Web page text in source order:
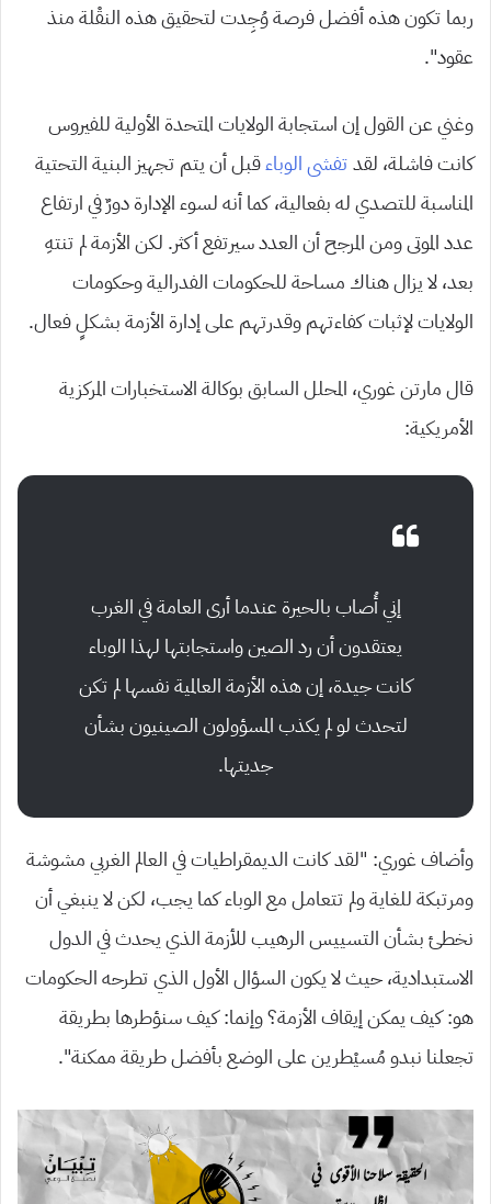
ربما تكون هذه أفضل فرصة وُجِدت لتحقيق هذه النقْلة منذ
عقود”.
وغني عن القول إن استجابة الولايات المتحدة الأولية للفيروس
كانت فاشلة، لقدتفشى الوباءقبل أن يتم تجهيز البنية التحتية
المناسبة للتصدي له بفعالية، كما أنه لسوء الإدارة دورٌ في ارتفاع
عدد الموتى ومن المرجح أن العدد سيرتفع أكثر. لكن الأزمة لم تنتهِ
بعد، لا يزال هناك مساحة للحكومات الفدرالية وحكومات
الولايات لإثبات كفاءتهم وقدرتهم على إدارة الأزمة بشكلٍ فعال.
قال مارتن غوري، المحلل السابق بوكالة الاستخبارات المركزية
الأمريكية:
إني أُصاب بالحيرة عندما أرى العامة في الغرب
يعتقدون أن رد الصين واستجابتها لهذا الوباء
كانت جيدة، إن هذه الأزمة العالمية نفسها لم تكن
لتحدث لو لم يكذب المسؤولون الصينيون بشأن
جديتها.
وأضاف غوري: “لقد كانت الديمقراطيات في العالم الغربي مشوشة
ومرتبكة للغاية ولم تتعامل مع الوباء كما يجب، لكن لا ينبغي أن
نخطئ بشأن التسييس الرهيب للأزمة الذي يحدث في الدول
الاستبدادية، حيث لا يكون السؤال الأول الذي تطرحه الحكومات
هو: كيف يمكن إيقاف الأزمة؟ وإنما: كيف سنؤطرها بطريقة
تجعلنا نبدو مُسيْطرين على الوضع بأفضل طريقة ممكنة”.